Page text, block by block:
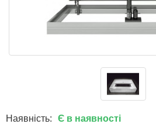
Наявність: Є в наявності